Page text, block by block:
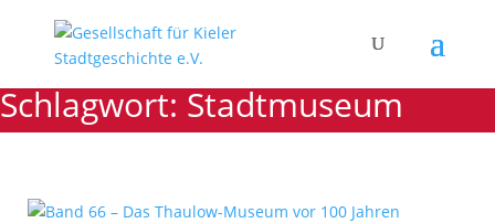
Schlagwort: Stadtmuseum